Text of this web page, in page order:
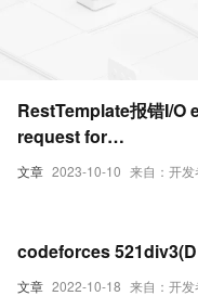
文章 2023-10-10 来自：开发
RestTemplate报错I/O
request for
"http://
timed out问题处理
文章 2022-10-18 来自：开发
codeforces